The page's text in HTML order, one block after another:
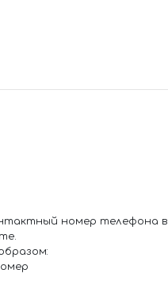
номер телефона в